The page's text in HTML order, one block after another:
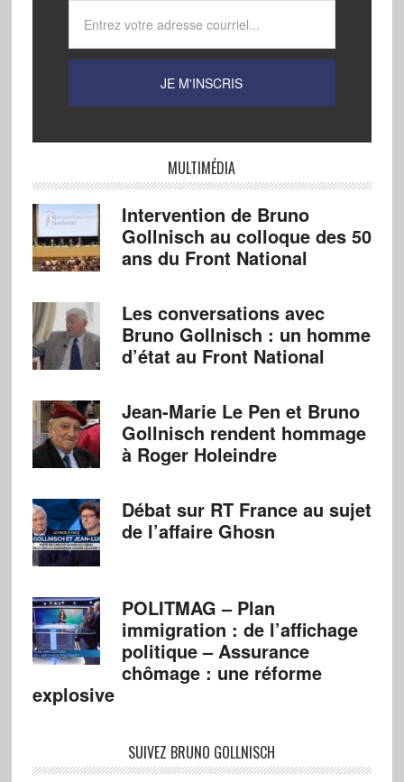
MULTIMÉDIA
Intervention de Bruno
Gollnisch au colloque des 50
ans du Front National
Les conversations avec
Bruno Gollnisch : un homme
d’état au Front National
Jean-Marie Le Pen et Bruno
Gollnisch rendent hommage
à Roger Holeindre
Débat sur RT France au sujet
de l’affaire Ghosn
POLITMAG – Plan
immigration : de l’affichage
politique – Assurance
chômage : une réforme
explosive
SUIVEZ BRUNO GOLLNISCH